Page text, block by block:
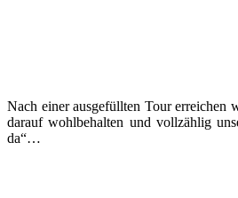
Nach einer ausgefüllten Tour erreichen
darauf wohlbehalten und vollzählig
da“…